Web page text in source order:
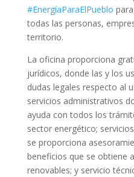
#EnergíaParaElPueblo
todas las personas,
territorio.
La oficina proporciona
jurídicos, donde las y los
dudas legales respecto al
servicios administrativos
ayuda con todos los
sector energético;
se proporciona
beneficios que se obtiene
renovables; y servicio